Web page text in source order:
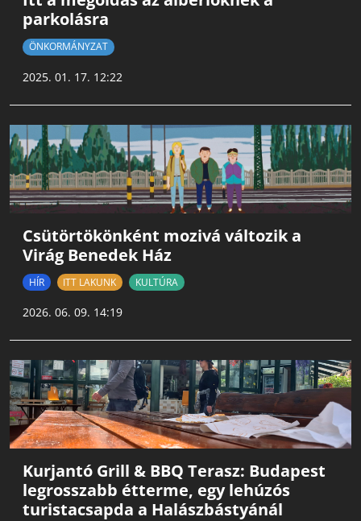
parkolásra
ÖNKORMÁNYZAT
2025. 01. 17. 12:22
Csütörtökönként mozivá változik a
Virág Benedek Ház
HÍR ITT LAKUNK KULTÚRA
2026. 06. 09. 14:19
Kurjantó Grill & BBQ Terasz: Budapest
legrosszabb étterme, egy lehúzós
turistacsapda a Halászbástyánál